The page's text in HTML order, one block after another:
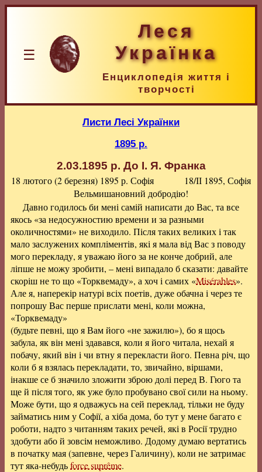
☰
Леся
Українка
Енциклопедія життя і
творчості
Листи Лесі Українки
1895 р.
2.03.1895 р. До І. Я. Франка
18 лютого (2 березня) 1895 р. Софія
18/ІІ 1895, Софія
Вельмишановний добродію!
Давно годилось би мені самій написати до Вас, та все
якось «за недосужностию времени и за разными
околичностями» не виходило. Після таких великих і так
мало заслужених компліментів, які я мала від Вас з поводу
мого перекладу, я уважаю його за не конче добрий, але
ліпше не можу зробити, – мені випадало б сказати: давайте
скоріш не то що «Торквемаду», а хоч і самих «Misérables».
Але я, наперекір натурі всіх поетів, дуже обачна і через те
попрошу Вас перше прислати мені, коли можна,
«Торквемаду»
(будьте певні, що я Вам його «не зажилю»), бо я щось
забула, як він мені здавався, коли я його читала, нехай я
побачу, який він і чи втну я перекласти його. Певна річ, що
коли б я взялась перекладати, то, звичайно, віршами,
інакше се б значило зложити зброю долі перед В. Гюго та
ще й після того, як уже було пробувано свої сили на ньому.
Може бути, що я одважусь на сей переклад, тільки не буду
займатись ним у Софії, а хіба дома, бо тут у мене багато є
роботи, надто з читанням таких речей, які в Росії трудно
здобути або й зовсім неможливо. Додому думаю вертатись
в початку мая (запевне, через Галичину), коли не затримає
тут яка-небудьforce suprême.